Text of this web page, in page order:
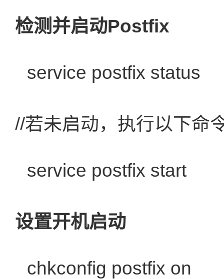
检测并启动Postfix
service postfix status
//若未启动，执行以下命
service postfix start
设置开机启动
chkconfig postfix on